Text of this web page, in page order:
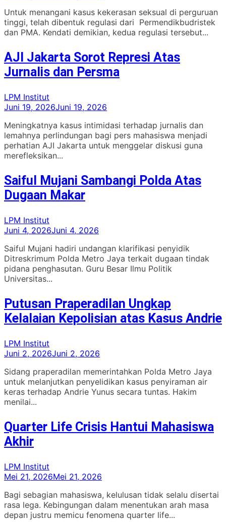
Untuk menangani kasus kekerasan seksual di perguruan
tinggi, telah dibentuk regulasi dari Permendikbudristek
dan PMA. Kendati demikian, kedua regulasi tersebut...
AJI Jakarta Sorot Represi Atas
Jurnalis dan Persma
LPM Institut
Juni 19, 2026Juni 19, 2026
Meningkatnya kasus intimidasi terhadap jurnalis dan
lemahnya perlindungan bagi pers mahasiswa menjadi
perhatian AJI Jakarta untuk menggelar diskusi guna
merefleksikan...
Saiful Mujani Sambangi Polda Atas
Dugaan Makar
LPM Institut
Juni 4, 2026Juni 4, 2026
Saiful Mujani hadiri undangan klarifikasi penyidik
Ditreskrimum Polda Metro Jaya terkait dugaan tindak
pidana penghasutan. Guru Besar Ilmu Politik
Universitas...
Putusan Praperadilan Ungkap
Kelalaian Kepolisian atas Kasus Andrie
LPM Institut
Juni 2, 2026Juni 2, 2026
Sidang praperadilan memerintahkan Polda Metro Jaya
untuk melanjutkan penyelidikan kasus penyiraman air
keras terhadap Andrie Yunus secara tuntas. Hakim
menilai...
Quarter Life Crisis Hantui Mahasiswa
Akhir
LPM Institut
Mei 21, 2026Mei 21, 2026
Bagi sebagian mahasiswa, kelulusan tidak selalu disertai
rasa lega. Kebingungan dalam menentukan arah masa
depan justru memicu fenomena quarter life...